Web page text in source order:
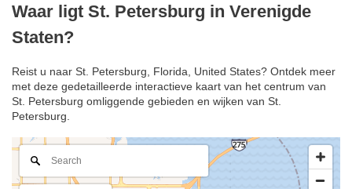
Waar ligt St. Petersburg in Verenigde
Staten?
Reist u naar St. Petersburg, Florida, United States? Ontdek meer
met deze gedetailleerde interactieve kaart van het centrum van
St. Petersburg omliggende gebieden en wijken van St.
Petersburg.